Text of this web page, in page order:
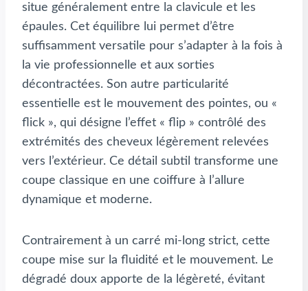
situe généralement entre la clavicule et les
épaules. Cet équilibre lui permet d’être
suffisamment versatile pour s’adapter à la fois à
la vie professionnelle et aux sorties
décontractées. Son autre particularité
essentielle est le mouvement des pointes, ou «
flick », qui désigne l’effet « flip » contrôlé des
extrémités des cheveux légèrement relevées
vers l’extérieur. Ce détail subtil transforme une
coupe classique en une coiffure à l’allure
dynamique et moderne.
Contrairement à un carré mi-long strict, cette
coupe mise sur la fluidité et le mouvement. Le
dégradé doux apporte de la légèreté, évitant